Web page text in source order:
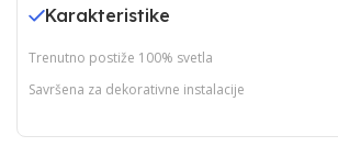
Karakteristike
Trenutno postiže 100% svetla
Savršena za dekorativne instalacije